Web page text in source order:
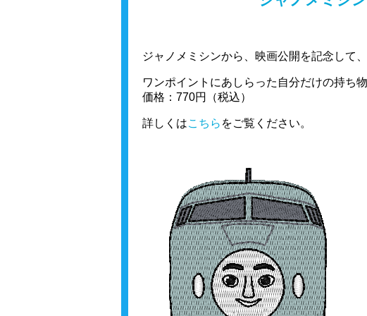
ジャノメミシンから、映画公開を記念して
ワンポイントにあしらった自分だけの持ち
価格：770円（税込）
詳しくはこちら をご覧ください。